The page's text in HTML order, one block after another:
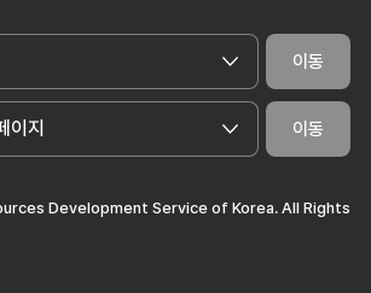
이동
이지 이동
Development Service of Korea. All Rights